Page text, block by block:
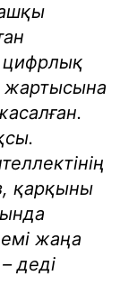
цифрлық
жартысына
қарқыны
жаңа
деді